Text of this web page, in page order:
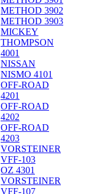
METHOD 3902
METHOD 3903
MICKEY
THOMPSON
4001
NISSAN
NISMO 4101
OFF-ROAD
4201
OFF-ROAD
4202
OFF-ROAD
4203
VORSTEINER
VFF-103
OZ 4301
VORSTEINER
VFF-107